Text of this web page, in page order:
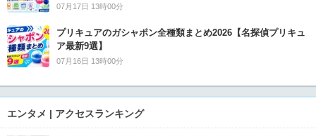
07月17日 13時00分
プリキュアのガシャポン全種類まとめ2026【名探偵プリキュ
ア最新9選】
07月16日 13時00分
エンタメ | アクセスランキング